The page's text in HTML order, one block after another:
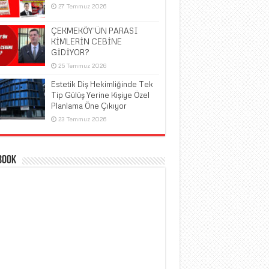
27 Temmuz 2026
ÇEKMEKÖY’ÜN PARASI
KİMLERİN CEBİNE
GİDİYOR?
25 Temmuz 2026
Estetik Diş Hekimliğinde Tek
Tip Gülüş Yerine Kişiye Özel
Planlama Öne Çıkıyor
23 Temmuz 2026